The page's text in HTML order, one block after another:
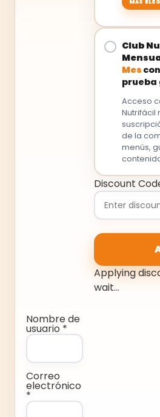
Club
Mes
Acceso
Nutrifácil
de la
menús,
Discount
Applying
wait...
Nombre de
usuario *
Correo
electrónico
*